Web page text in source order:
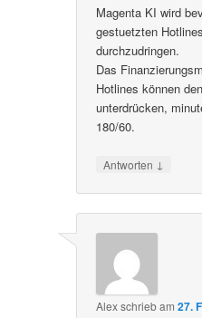
Magenta KI wird
gestuetzten
durchzudringen.
Das
Hotlines können
unterdrücken,
180/60.
Antworten ↓
Alexschriebam27.